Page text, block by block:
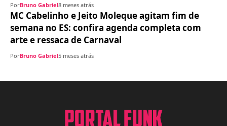
PorBruno Gabriel8 meses atrás
MC Cabelinho e Jeito Moleque agitam fim de
semana no ES: confira agenda completa com
arte e ressaca de Carnaval
PorBruno Gabriel5 meses atrás